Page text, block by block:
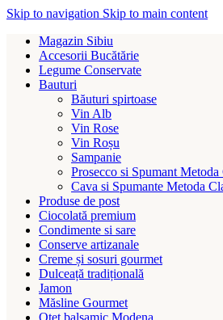
Skip to navigation Skip to main content
Magazin Sibiu
Accesorii Bucătărie
Legume Conservate
Bauturi
Băuturi spirtoase
Vin Alb
Vin Rose
Vin Roșu
Sampanie
Prosecco si Spumant Metoda
Cava si Spumante Metoda
Produse de post
Ciocolată premium
Condimente si sare
Conserve artizanale
Creme și sosuri gourmet
Dulceață tradițională
Jamon
Măsline Gourmet
Oțet balsamic Modena